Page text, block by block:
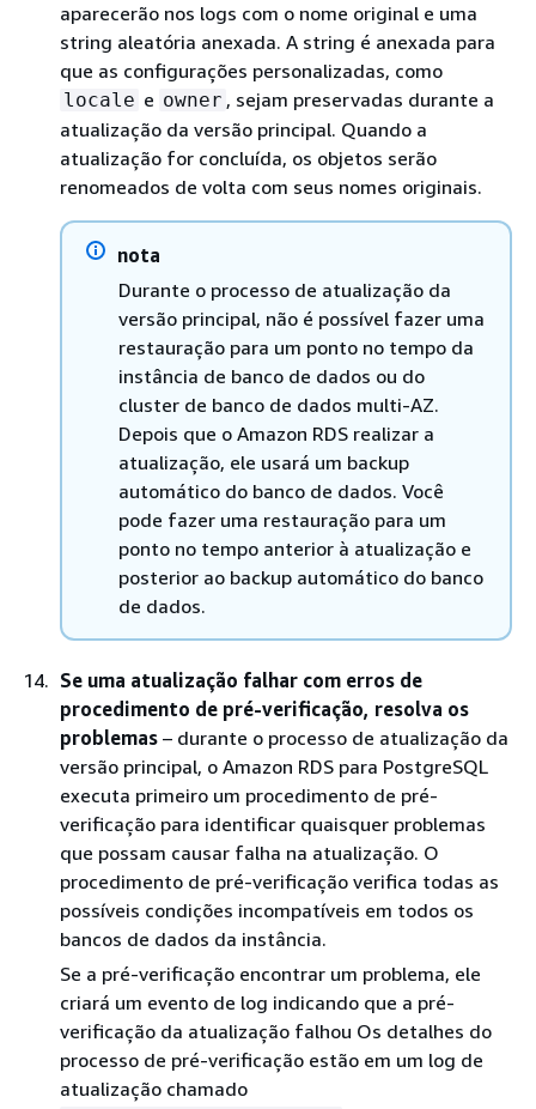
aparecerão nos logs com o nome original e uma
string aleatória anexada. A string é anexada para
que as configurações personalizadas, como
locale e owner , sejam preservadas durante a
atualização da versão principal. Quando a
atualização for concluída, os objetos serão
renomeados de volta com seus nomes originais.
nota
Durante o processo de atualização da
versão principal, não é possível fazer uma
restauração para um ponto no tempo da
instância de banco de dados ou do
cluster de banco de dados multi-AZ.
Depois que o Amazon RDS realizar a
atualização, ele usará um backup
automático do banco de dados. Você
pode fazer uma restauração para um
ponto no tempo anterior à atualização e
posterior ao backup automático do banco
de dados.
Se uma atualização falhar com erros de
procedimento de pré-verificação, resolva os
problemas – durante o processo de atualização da
versão principal, o Amazon RDS para PostgreSQL
executa primeiro um procedimento de pré-
verificação para identificar quaisquer problemas
que possam causar falha na atualização. O
procedimento de pré-verificação verifica todas as
possíveis condições incompatíveis em todos os
bancos de dados da instância.
Se a pré-verificação encontrar um problema, ele
criará um evento de log indicando que a pré-
verificação da atualização falhou Os detalhes do
processo de pré-verificação estão em um log de
atualização chamado